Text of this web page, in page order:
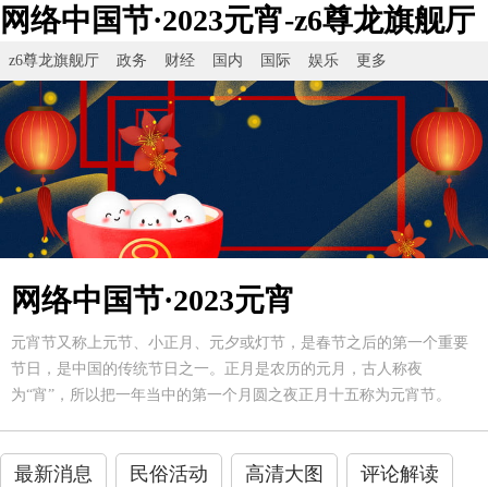
网络中国节·2023元宵-z6尊龙旗舰厅
z6尊龙旗舰厅 政务 财经 国内 国际 娱乐 更多
网络中国节·2023元宵
元宵节又称上元节、小正月、元夕或灯节，是春节之后的第一个重要
节日，是中国的传统节日之一。正月是农历的元月，古人称夜
为“宵”，所以把一年当中的第一个月圆之夜正月十五称为元宵节。
最新消息 民俗活动 高清大图 评论解读